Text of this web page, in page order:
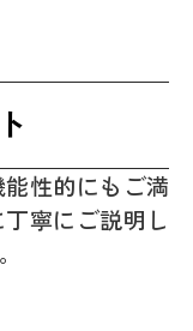
性的にもご満
寧にご説明し